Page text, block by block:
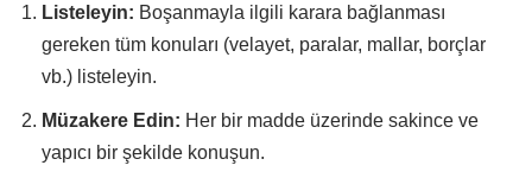
Listeleyin: Boşanmayla ilgili karara bağlanması
gereken tüm konuları (velayet, paralar, mallar, borçlar
vb.) listeleyin.
Müzakere Edin: Her bir madde üzerinde sakince ve
yapıcı bir şekilde konuşun.